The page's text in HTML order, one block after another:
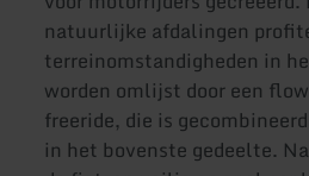
natuurlijke afdalingen
terreinomstandigheden in
worden omlijst door een
freeride, die is
in het bovenste gedeelte.